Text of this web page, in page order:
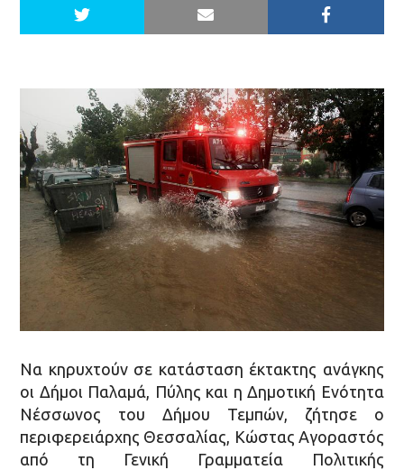
Να κηρυχτούν σε κατάσταση έκτακτης ανάγκης
οι Δήμοι Παλαμά, Πύλης και η Δημοτική Ενότητα
Νέσσωνος του Δήμου Τεμπών, ζήτησε ο
περιφερειάρχης Θεσσαλίας, Κώστας Αγοραστός
από τη Γενική Γραμματεία Πολιτικής